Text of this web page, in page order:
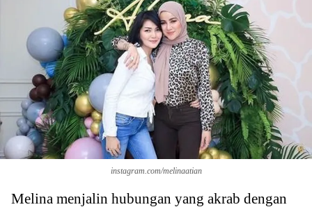
instagram.com/melinaatian
Melina menjalin hubungan yang akrab dengan